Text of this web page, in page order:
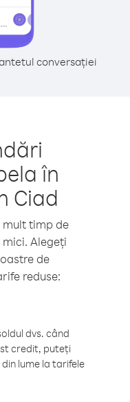
conversației
în
Ciad
mult timp de
Alegeți
de
reduse:
dvs. când
credit, puteți
lume la tarifele